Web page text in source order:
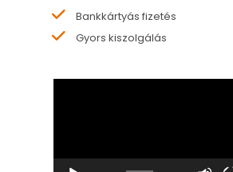
Bankkártyás fizetés
Gyors kiszolgálás